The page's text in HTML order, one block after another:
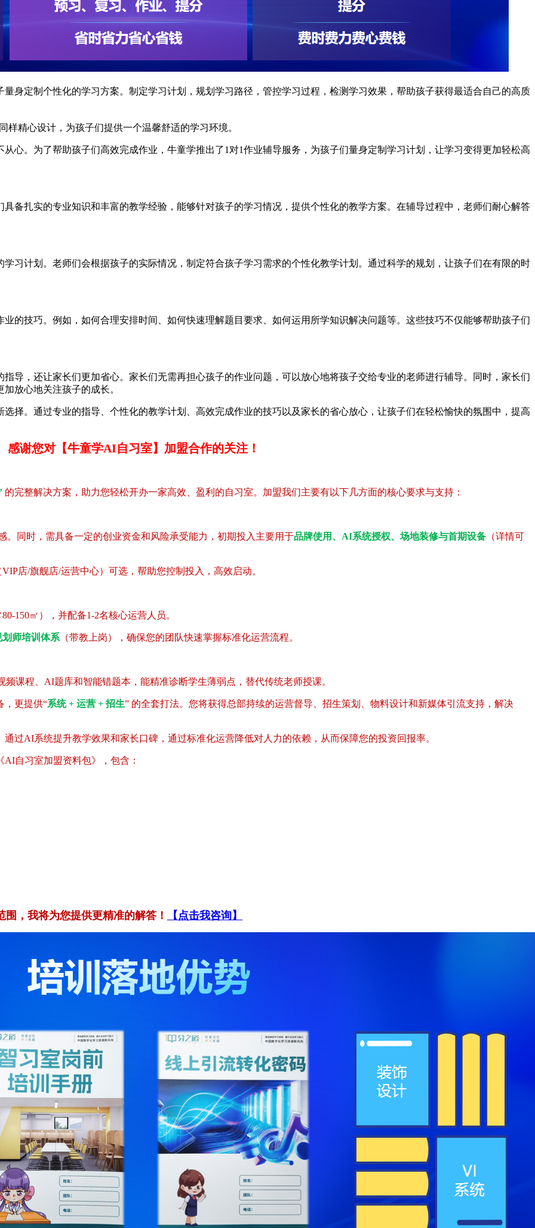
身定制个性化的学习方案。制定学习计划，规划学习路径，管控学习过程，检测学习效果，帮助孩子获得最适合自己的高质
精心设计，为孩子们提供一个温馨舒适的学习环境。
。为了帮助孩子们高效完成作业，牛童学推出了1对1作业辅导服务，为孩子们量身定制学习计划，让学习变得更加轻松高
扎实的专业知识和丰富的教学经验，能够针对孩子的学习情况，提供个性化的教学方案。在辅导过程中，老师们耐心解答
习计划。老师们会根据孩子的实际情况，制定符合孩子学习需求的个性化教学计划。通过科学的规划，让孩子们在有限的时
巧。例如，如何合理安排时间、如何快速理解题目要求、如何运用所学知识解决问题等。这些技巧不仅能够帮助孩子们
，还让家长们更加省心。家长们无需再担心孩子的作业问题，可以放心地将孩子交给专业的老师进行辅导。同时，家长们
放心地关注孩子的成长。
择。通过专业的指导、个性化的教学计划、高效完成作业的技巧以及家长的省心放心，让孩子们在轻松愉快的氛围中，提高
感谢您对【牛童学AI自习室】加盟合作的关注！
的完整解决方案，助力您轻松开办一家高效、盈利的自习室。加盟我们主要有以下几方面的核心要求与支持：
同时，需具备一定的创业资金和风险承受能力，初期投入主要用于品牌使用、AI系统授权、场地装修与首期设备 （详情可
店/旗舰店/运营中心）可选，帮助您控制投入，高效启动。
150㎡），并配备1-2名核心运营人员。
师培训体系 （带教上岗），确保您的团队快速掌握标准化运营流程。
频课程、AI题库和智能错题本，能精准诊断学生薄弱点，替代传统老师授课。
，更提供“系统 + 运营 + 招生” 的全套打法。您将获得总部持续的运营督导、招生策划、物料设计和新媒体引流支持，解决
通过AI系统提升教学效果和家长口碑，通过标准化运营降低对人力的依赖，从而保障您的投资回报率。
自习室加盟资料包》，包含：
，我将为您提供更精准的解答！ 【点击我咨询】